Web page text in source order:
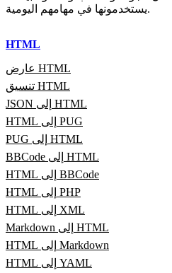
يستخدمونها في مهامهم اليومية.
HTML
عارض HTML
تنسيق HTML
JSON إلى HTML
HTML إلى PUG
PUG إلى HTML
BBCode إلى HTML
HTML إلى BBCode
HTML إلى PHP
HTML إلى XML
Markdown إلى HTML
HTML إلى Markdown
HTML إلى YAML